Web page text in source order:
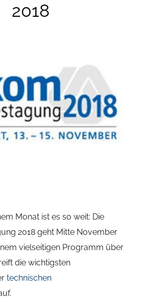
2018
Monat ist es so weit: Die
2018 geht Mitte November
vielseitigen Programm über
die wichtigsten
technischen